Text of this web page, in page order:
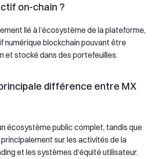
on-chain ?
lié à l’écosystème de la plateforme,
numérique blockchain pouvant être
et stocké dans des portefeuilles.
différence entre MX
écosystème public complet, tandis que
sur les activités de la
et les systèmes d’équité utilisateur.